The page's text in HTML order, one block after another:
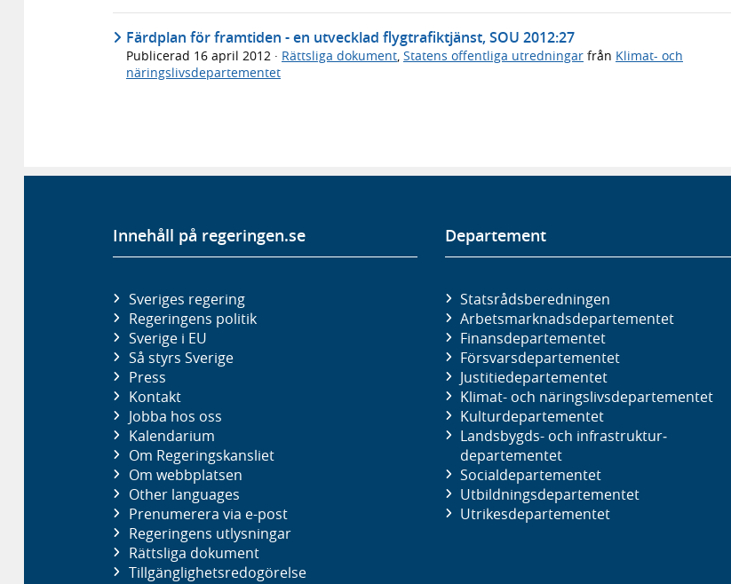
Färdplan för framtiden - en utvecklad flygtrafiktjänst, SOU 2012:27
Publicerad 16 april 2012 · Rättsliga dokument Statens offentliga utredningar från Klimat- och
näringslivsdepartementet
Innehåll på regeringen.se
Sveriges regering
Regeringens politik
Sverige i EU
Så styrs Sverige
Press
Kontakt
Jobba hos oss
Kalendarium
Om Regeringskansliet
Om webbplatsen
Other languages
Prenumerera via e-post
Regeringens utlysningar
Rättsliga dokument
Tillgänglighetsredogörelse
Departement
Statsrådsberedningen
Arbetsmarknads­departementet
Finans­departementet
Försvars­departementet
Justitie­departementet
Klimat- och näringslivs­departementet
Kultur­departementet
Landsbygds- och infrastruktur­
departementet
Social­departementet
Utbildnings­departementet
Utrikes­departementet